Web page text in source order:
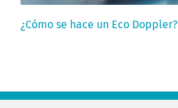
¿Cómo se hace un Eco Doppler?